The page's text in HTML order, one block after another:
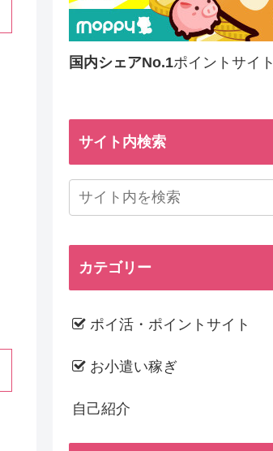
国内シェアNo.1ポイントサイト
サイト内検索
カテゴリー
ポイ活・ポイントサイト
お小遣い稼ぎ
自己紹介